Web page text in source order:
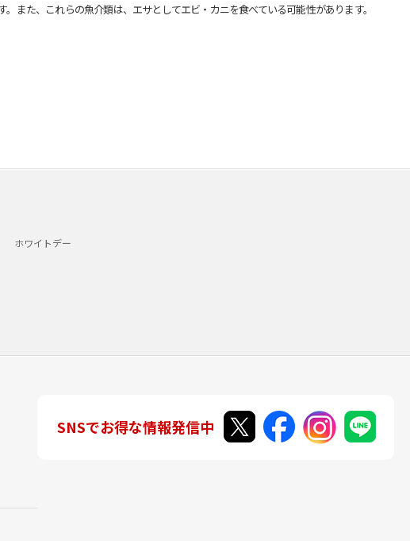
た、これらの魚介類は、エサとしてエビ・カニを食べている可能性があります。
ホワイトデー
SNSでお得な情報発信中